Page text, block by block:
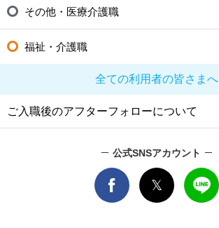
その他・医療介護職
福祉・介護職
全ての利用者の皆さまへ
ご入職後のアフターフォローについて
公式SNSアカウント